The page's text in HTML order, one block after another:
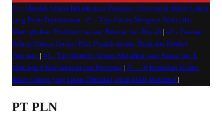
#1 - Masalah Utama Infrastruktur Pengisian Daya untuk Mobil Listrik
yang Perlu Diperhatikan
#2 - Tips Cerdas Mengatur Waktu dan
Meningkatkan Produktivitas saat Bekerja dari Rumah
#3 - Panduan
Belanja Online Cerdas: Pilih Produk dengan Bijak dan Hindari
Penipuan
#4 - Tips Memilih Sepatu Marathon yang Sesuai untuk
Menunjang Kenyamanan dan Performa
#5 - 10 Kesalahan Umum
dalam Fitness yang Harus Dihindari untuk Hasil Maksimal
PT PLN